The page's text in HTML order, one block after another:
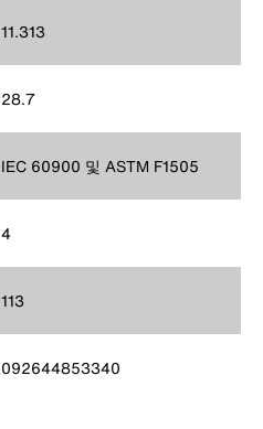
11.313
28.7
IEC 60900 및 ASTM F1505
4
113
092644853340